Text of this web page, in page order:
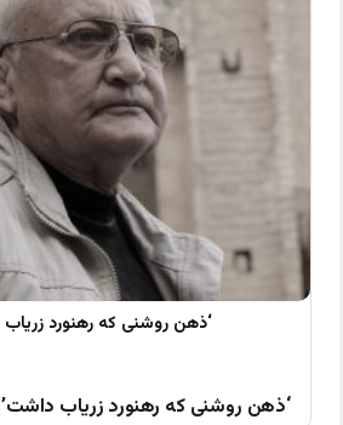
‘ذهن روشنی که رهنورد زریاب داشت’